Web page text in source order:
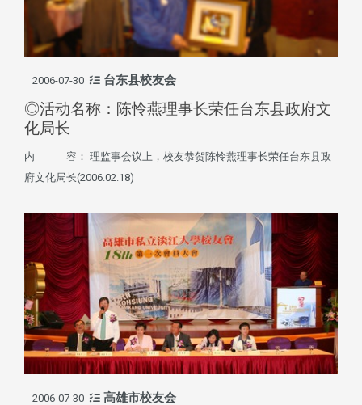
2006-07-30 台东县校友会
◎活动名称：陈怜燕理事长荣任台东县政府文
化局长
内 容： 理监事会议上，校友恭贺陈怜燕理事长荣任台东县政
府文化局长(2006.02.18)
2006-07-30 高雄市校友会